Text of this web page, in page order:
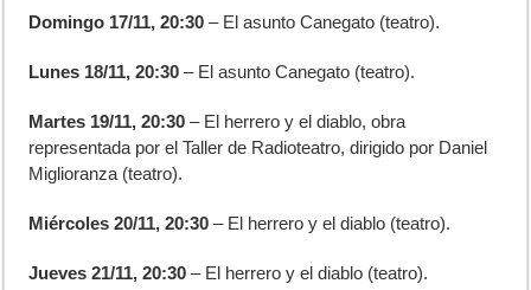
Domingo 17/11, 20:30 – El asunto Canegato (teatro).
Lunes 18/11, 20:30 – El asunto Canegato (teatro).
Martes 19/11, 20:30 – El herrero y el diablo, obra
representada por el Taller de Radioteatro, dirigido por Daniel
Miglioranza (teatro).
Miércoles 20/11, 20:30 – El herrero y el diablo (teatro).
Jueves 21/11, 20:30 – El herrero y el diablo (teatro).